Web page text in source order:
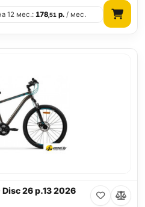
12 мес.:178,51 р. / мес.
26 р.13 2026